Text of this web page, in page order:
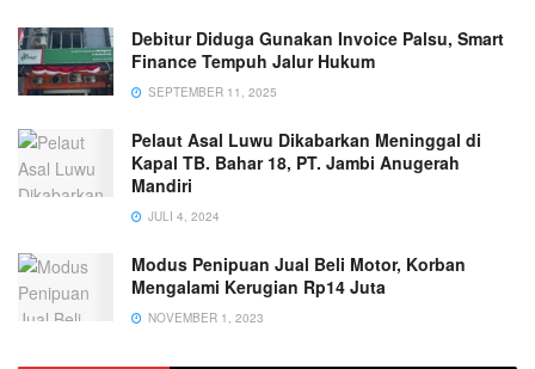
Debitur Diduga Gunakan Invoice Palsu, Smart
Finance Tempuh Jalur Hukum
SEPTEMBER 11, 2025
Pelaut Asal Luwu Dikabarkan Meninggal di
Kapal TB. Bahar 18, PT. Jambi Anugerah
Mandiri
JULI 4, 2024
Modus Penipuan Jual Beli Motor, Korban
Mengalami Kerugian Rp14 Juta
NOVEMBER 1, 2023